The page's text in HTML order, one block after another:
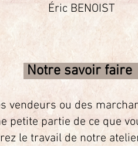
Éric BENOIST
Notre savoir faire
vendeurs ou des
petite partie de ce que
le travail de notre